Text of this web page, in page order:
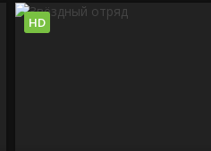
HD